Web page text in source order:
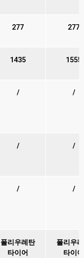
277 277
1435 1555
/ /
/ /
/ /
폴리우레탄
타이어
폴리우
타이어